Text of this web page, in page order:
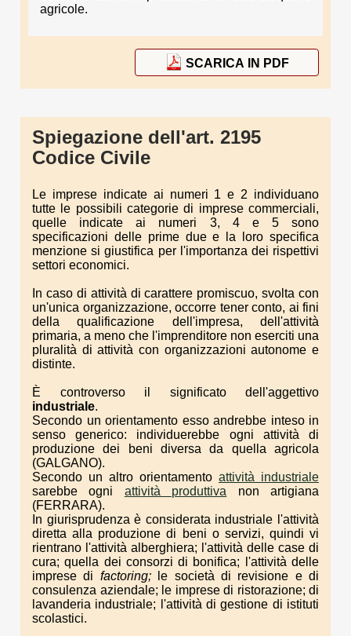
agricole.
SCARICA IN PDF
Spiegazione dell'art. 2195
Codice Civile
Le imprese indicate ai numeri 1 e 2 individuano
tutte le possibili categorie di imprese commerciali,
quelle indicate ai numeri 3, 4 e 5 sono
specificazioni delle prime due e la loro specifica
menzione si giustifica per l'importanza dei rispettivi
settori economici.
In caso di attività di carattere promiscuo, svolta con
un'unica organizzazione, occorre tener conto, ai fini
della qualificazione dell'impresa, dell'attività
primaria, a meno che l'imprenditore non eserciti una
pluralità di attività con organizzazioni autonome e
distinte.
È controverso il significato dell'aggettivo
industriale.
Secondo un orientamento esso andrebbe inteso in
senso generico: individuerebbe ogni attività di
produzione dei beni diversa da quella agricola
(GALGANO).
Secondo un altro orientamento attività industriale
sarebbe ogni attività produttiva non artigiana
(FERRARA).
In giurisprudenza è considerata industriale l'attività
diretta alla produzione di beni o servizi, quindi vi
rientrano l'attività alberghiera; l'attività delle case di
cura; quella dei consorzi di bonifica; l'attività delle
imprese di factoring;
le società di revisione e di
consulenza aziendale; le imprese di ristorazione; di
lavanderia industriale; l'attività di gestione di istituti
scolastici.